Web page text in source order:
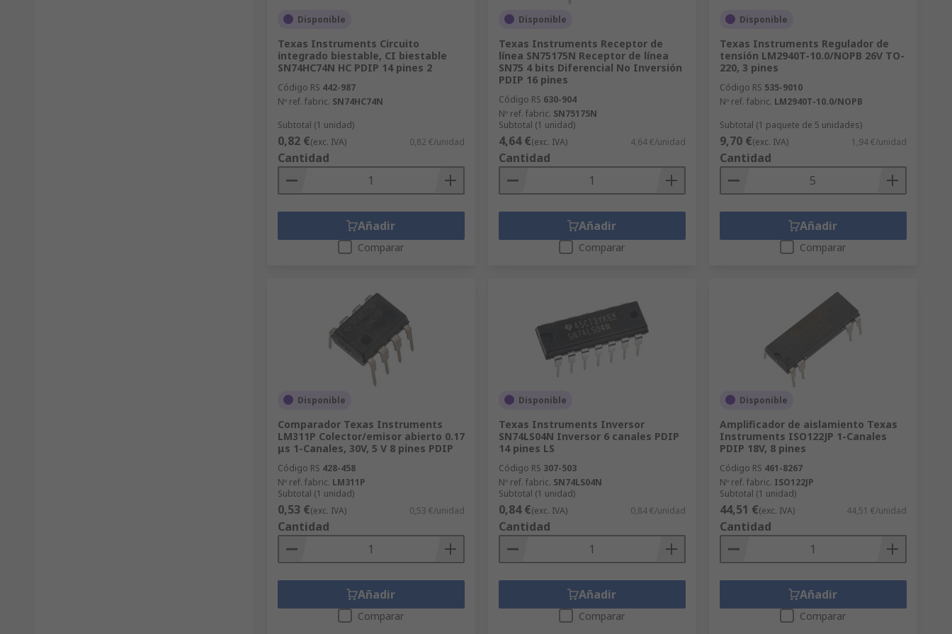
Disponible
Texas Instruments Circuito
integrado biestable, CI biestable
SN74HC74N HC PDIP 14 pines 2
Código RS 442-987
Nº ref. fabric. SN74HC74N
Subtotal (1 unidad)
0,82 €(exc. IVA) 0,82 €/unidad
Cantidad
Añadir
Comparar
Disponible
Texas Instruments Receptor de
línea SN75175N Receptor de línea
SN75 4 bits Diferencial No Inversión
PDIP 16 pines
Código RS 630-904
Nº ref. fabric. SN75175N
Subtotal (1 unidad)
4,64 €(exc. IVA) 4,64 €/unidad
Cantidad
Añadir
Comparar
Disponible
Texas Instruments Regulador de
tensión LM2940T-10.0/NOPB 26V TO-
220, 3 pines
Código RS 535-9010
Nº ref. fabric. LM2940T-10.0/NOPB
Subtotal (1 paquete de 5 unidades)
9,70 €(exc. IVA) 1,94 €/unidad
Cantidad
Añadir
Comparar
Disponible
Comparador Texas Instruments
LM311P Colector/emisor abierto 0.17
μs 1-Canales, 30V, 5 V 8 pines PDIP
Código RS 428-458
Nº ref. fabric. LM311P
Subtotal (1 unidad)
0,53 €(exc. IVA) 0,53 €/unidad
Cantidad
Añadir
Comparar
Disponible
Texas Instruments Inversor
SN74LS04N Inversor 6 canales PDIP
14 pines LS
Código RS 307-503
Nº ref. fabric. SN74LS04N
Subtotal (1 unidad)
0,84 €(exc. IVA) 0,84 €/unidad
Cantidad
Añadir
Comparar
Disponible
Amplificador de aislamiento Texas
Instruments ISO122JP 1-Canales
PDIP 18V, 8 pines
Código RS 461-8267
Nº ref. fabric. ISO122JP
Subtotal (1 unidad)
44,51 €(exc. IVA) 44,51 €/unidad
Cantidad
Añadir
Comparar